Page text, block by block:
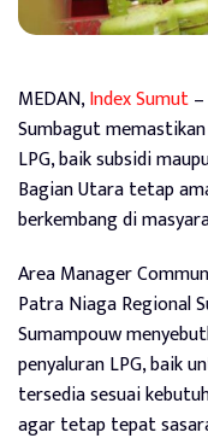
MEDAN,Index Sumut
Sumbagut
LPG, baik subsidi
Bagian Utara tetap
berkembang di
Area Manager
Patra Niaga Regional
Sumampouw
penyaluran LPG, baik
tersedia sesuai
agar tetap tepat